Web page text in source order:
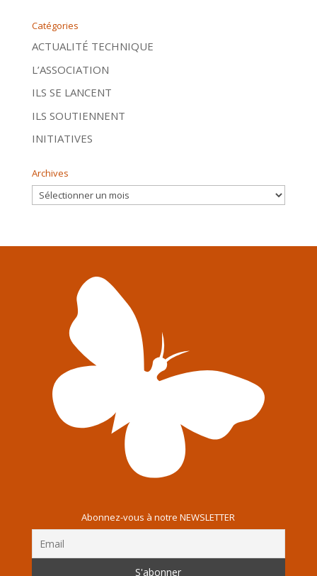
Catégories
ACTUALITÉ TECHNIQUE
L’ASSOCIATION
ILS SE LANCENT
ILS SOUTIENNENT
INITIATIVES
Archives
Archives
Abonnez-vous à notre NEWSLETTER